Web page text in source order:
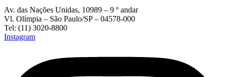
Av. das Nações Unidas, 10989 – 9 º andar
Vl. Olímpia – São Paulo/SP – 04578-000
Tel: (11) 3020-8800
Instagram